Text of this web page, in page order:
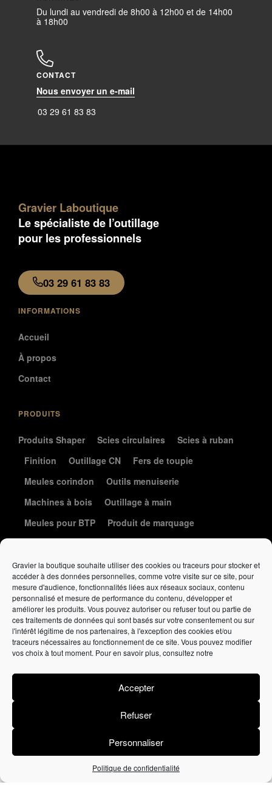
Gravier la boutique souhaite utiliser des cookies ou traceurs pour stocker et
accéder à des données personnelles, comme votre visite sur ce site, pour
mesure d'audience, fonctionnalités liées aux réseaux sociaux, contenu
personnalisé et mesure de performance du contenu, développer et
améliorer les produits. Vous pouvez autoriser ou refuser tout ou partie de
ces traitements de données qui sont basés sur votre consentement ou sur
l'intérêt légitime de nos partenaires, à l'exception des cookies et/ou
traceurs nécessaires au fonctionnement de ce site. Vous pouvez modifier
vos choix à tout moment. Pour en savoir plus, consultez notre
Accepter
Refuser
Personnaliser
Politique de confidentialité
Du lundi au vendredi de 8h00 à 12h00 et de 14h00
à 18h00
CONTACT
Nous envoyer un e-mail
03 29 61 83 83
Gravier Laboutique
Le spécialiste de l’outillage
pour les professionnels
03 29 61 83 83
INFORMATIONS
Accueil
À propos
Contact
PRODUITS
Produits Shaper Scies circulaires
Scies à ruban
Finition
Outillage CN
Fers de toupie
Meules corindon
Outils menuiserie
Machines à bois
Outillage à main
Meules pour BTP
Produit de marquage
Élément de liste
Site réalisé par Lézards